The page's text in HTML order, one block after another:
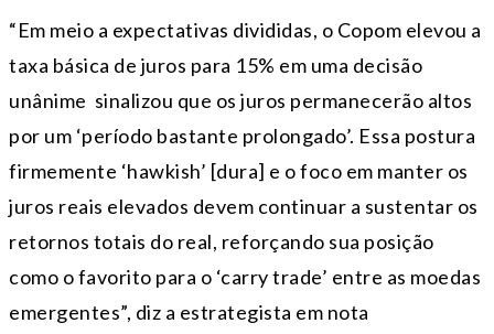
“Em meio a expectativas divididas, o Copom elevou a
taxa básica de juros para 15% em uma decisão
unânime sinalizou que os juros permanecerão altos
por um ‘período bastante prolongado’. Essa postura
firmemente ‘hawkish’ [dura] e o foco em manter os
juros reais elevados devem continuar a sustentar os
retornos totais do real, reforçando sua posição
como o favorito para o ‘carry trade’ entre as moedas
emergentes”, diz a estrategista em nota